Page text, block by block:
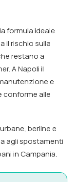
formula ideale
il rischio sulla
restano a
A Napoli il
e
conforme alle
berline e
agli spostamenti
in Campania.